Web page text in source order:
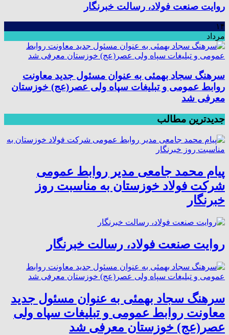
روایت صنعت فولاد،‌ رسالت خبرنگار
۱۴
مرداد
سرهنگ سجاد بهمئی به عنوان مسئول جدید معاونت
روابط عمومی و تبلیغات سپاه ولی عصر(عج) خوزستان
معرفی شد
جدیدترین مطالب
پیام محمد جامعی مدیر روابط عمومی
شرکت فولاد خوزستان به مناسبت روز
خبرنگار
روایت صنعت فولاد،‌ رسالت خبرنگار
سرهنگ سجاد بهمئی به عنوان مسئول جدید
معاونت روابط عمومی و تبلیغات سپاه ولی
عصر(عج) خوزستان معرفی شد